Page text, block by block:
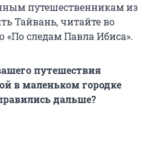
путешественникам из
Тайвань, читайте во
«По следам Павла Ибиса».
путешествия
в маленьком городке
дальше?